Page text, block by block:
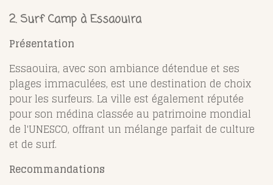
2. Surf Camp à Essaouira
Présentation
Essaouira, avec son ambiance détendue et ses
plages immaculées, est une destination de choix
pour les surfeurs. La ville est également réputée
pour son médina classée au patrimoine mondial
de l'UNESCO, offrant un mélange parfait de culture
et de surf.
Recommandations